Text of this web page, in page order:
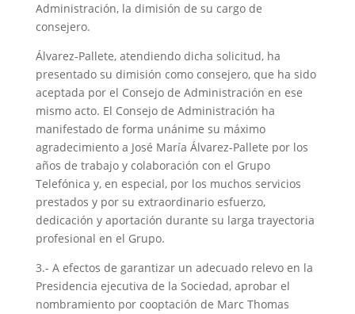
Administración, la dimisión de su cargo de
consejero.
Álvarez-Pallete, atendiendo dicha solicitud, ha
presentado su dimisión como consejero, que ha sido
aceptada por el Consejo de Administración en ese
mismo acto. El Consejo de Administración ha
manifestado de forma unánime su máximo
agradecimiento a José María Álvarez-Pallete por los
años de trabajo y colaboración con el Grupo
Telefónica y, en especial, por los muchos servicios
prestados y por su extraordinario esfuerzo,
dedicación y aportación durante su larga trayectoria
profesional en el Grupo.
3.- A efectos de garantizar un adecuado relevo en la
Presidencia ejecutiva de la Sociedad, aprobar el
nombramiento por cooptación de Marc Thomas